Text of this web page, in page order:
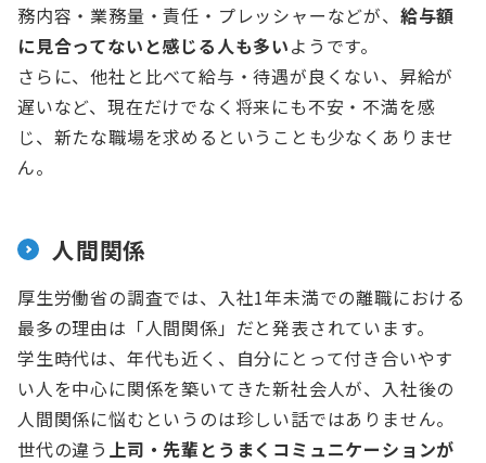
務内容・業務量・責任・プレッシャーなどが、 給与額
に見合ってないと感じる人も多いようです。
さらに、他社と比べて給与・待遇が良くない、昇給が
遅いなど、現在だけでなく将来にも不安・不満を感
じ、新たな職場を求めるということも少なくありませ
ん。
人間関係
厚生労働省の調査では、入社1年未満での離職における
最多の理由は「人間関係」だと発表されています。
学生時代は、年代も近く、自分にとって付き合いやす
い人を中心に関係を築いてきた新社会人が、入社後の
人間関係に悩むというのは珍しい話ではありません。
世代の違う 上司・先輩とうまくコミュニケーションが